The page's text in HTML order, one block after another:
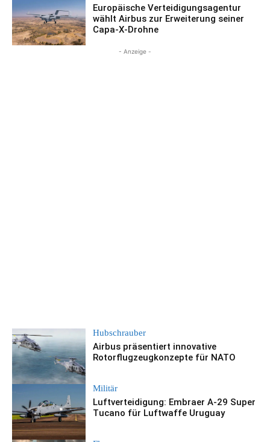
Europäische Verteidigungsagentur
wählt Airbus zur Erweiterung seiner
Capa-X-Drohne
- Anzeige -
Hubschrauber
Airbus präsentiert innovative
Rotorflugzeugkonzepte für NATO
Militär
Luftverteidigung: Embraer A-29 Super
Tucano für Luftwaffe Uruguay